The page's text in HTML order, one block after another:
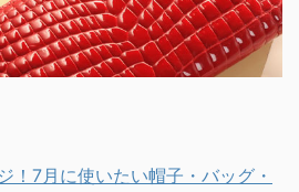
！7月に使いたい帽子・バッグ・